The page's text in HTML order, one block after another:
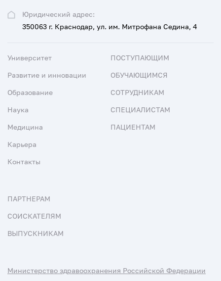
Юридический адрес:
350063 г. Краснодар, ул. им. Митрофана Седина, 4
Университет
Развитие и инновации
Образование
Наука
Медицина
Карьера
Контакты
ПОСТУПАЮЩИМ
ОБУЧАЮЩИМСЯ
СОТРУДНИКАМ
СПЕЦИАЛИСТАМ
ПАЦИЕНТАМ
ПАРТНЕРАМ
СОИСКАТЕЛЯМ
ВЫПУСКНИКАМ
Министерство здравоохранения Российской Федерации